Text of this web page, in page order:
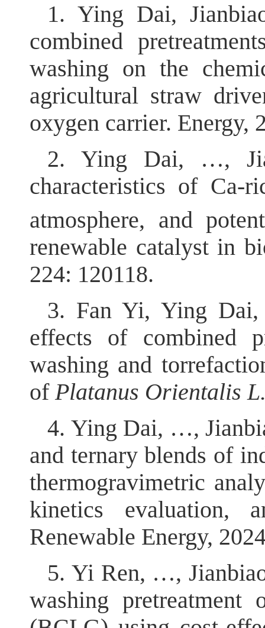
1. Ying Dai,
combined
washing on the
agricultural straw
oxygen carrier. Energy,
2. Ying Dai, …,
characteristics of Ca-
atmosphere, and
renewable catalyst in
224: 120118.
3. Fan Yi, Ying
effects of combined
washing and
ofPlatanus Orientalis
4. Ying Dai, …,
and ternary blends of
thermogravimetric
kinetics evaluation,
Renewable Energy,
5. Yi Ren, …,
washing pretreatment